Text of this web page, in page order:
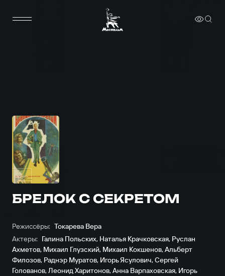
БРЕЛОК С СЕКРЕТОМ
Режиссёры: Токарева Вера
Актеры: Галина Польских, Наталья Крачковская, Руслан
Ахметов, Михаил Глузский, Михаил Кокшенов,Альберт
Филозов, Раднэр Муратов, Игорь Ясулович,Сергей
Голованов,Леонид Харитонов,Анна Варпаховская, Игорь